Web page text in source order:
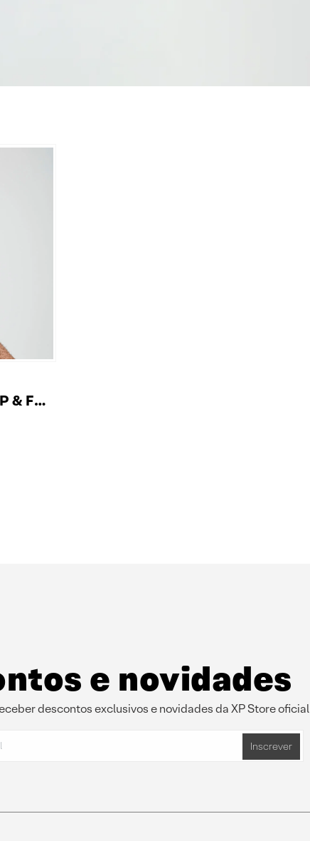
almofada bola Collab XP & FOM
e novidades
descontos exclusivos e novidades da XP Store oficial
Inscrever